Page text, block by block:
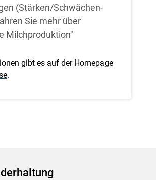
(Stärken/Schwächen-
Sie mehr über
Milchproduktion"
gibt es auf der Homepage
.